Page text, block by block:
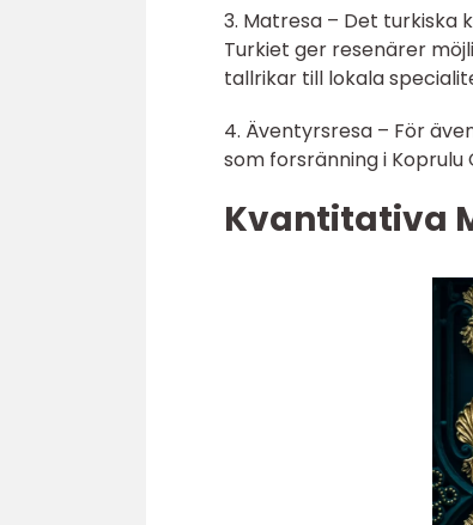
3. Matresa – Det turkiska
Turkiet ger resenärer
tallrikar till lokala
4. Äventyrsresa – För
som forsränning i
Kvantitativa